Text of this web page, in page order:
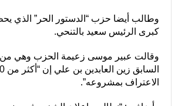
وطالب أيضا حزب “الدستور الحر” الذي
كبرى الرئيس سعيد بالتنحي.
وقالت عبير موسى زعيمة الحزب وهي من
الاعتراف بمشروعه”.